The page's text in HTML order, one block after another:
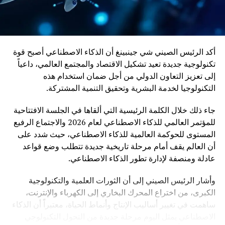
أكد الرئيس الصيني شي جينبينغ أن الذكاء الاصطناعي أصبح قوة
تكنولوجية جديدة تعيد تشكيل الاقتصاد والمجتمع العالمي، داعياً
إلى تعزيز التعاون الدولي من أجل ضمان استخدام هذه
التكنولوجيا لخدمة البشرية وتحقيق التنمية المشتركة.
جاء ذلك خلال الكلمة الرئيسية التي ألقاها في الجلسة الافتتاحية
للمؤتمر العالمي للذكاء الاصطناعي لعام 2026 والاجتماع الرفيع
المستوى للحوكمة العالمية للذكاء الاصطناعي، حيث شدد على
أن العالم يقف أمام مرحلة تاريخية جديدة تتطلب وضع قواعد
عادلة ومنصفة لإدارة تطور الذكاء الاصطناعي.
وأشار الرئيس الصيني إلى أن الثورات العلمية والتكنولوجية
الكبرى، من اختراع المحرك البخاري إلى الكهرباء والإنترنت،
ساهمت في تغيير أساليب الإنتاج وأنماط الحياة، معتبراً أن الذكاء